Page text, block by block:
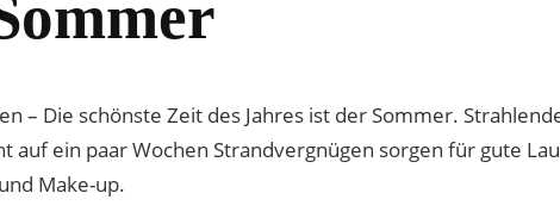
– Die schönste Zeit des Jahres ist der Sommer.
auf ein paar Wochen Strandvergnügen sorgen für gute
und Make-up.